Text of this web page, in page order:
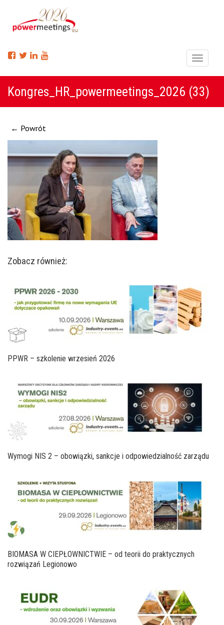
Menu
Kongres_HR_powermeetings_2026 (33)
← Powrót
Zobacz również:
PPWR – szkolenie wrzesień 2026
Wymogi NIS 2 – obowiązki, sankcje i odpowiedzialność zarządu
BIOMASA W CIEPŁOWNICTWIE – od teorii do praktycznych
rozwiązań Legionowo